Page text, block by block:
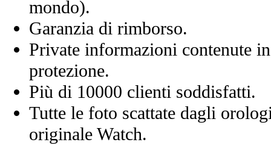
mondo).
Garanzia di rimborso.
Private informazioni contenute
protezione.
Più di 10000 clienti soddisfatti.
Tutte le foto scattate dagli
originale Watch.